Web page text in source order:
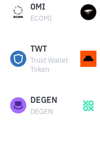
OMI
ECOMI
TWT
Trust Wallet
Token
DEGEN
DEGEN